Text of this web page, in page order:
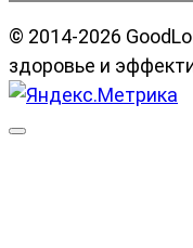
© 2014-2026
здоровье и